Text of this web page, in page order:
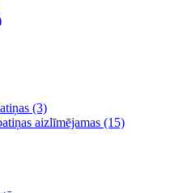
(3)
aizlīmējamas (15)